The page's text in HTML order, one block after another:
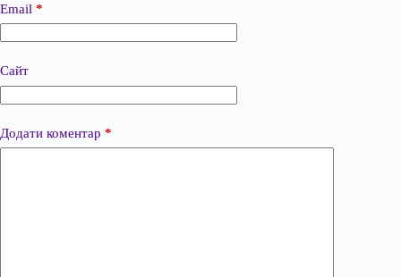
Email *
Сайт
Додати коментар *